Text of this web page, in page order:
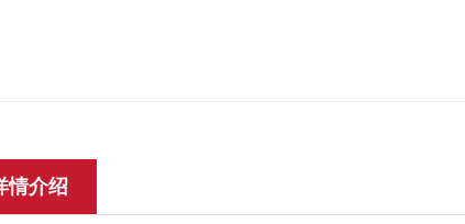
情介绍